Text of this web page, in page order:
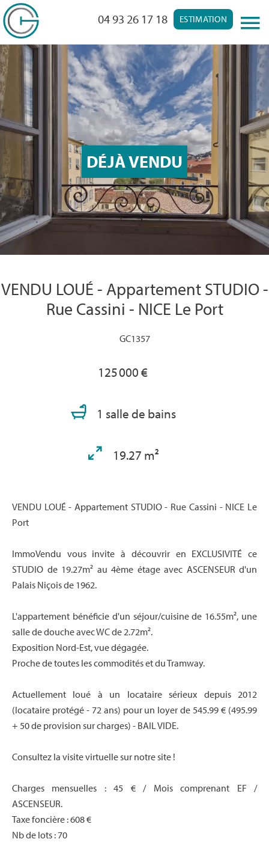
ESTIMATION
04 93 26 17 18
DÉJÀ VENDU
VENDU LOUÉ - Appartement STUDIO -
Rue Cassini - NICE Le Port
GC1357
125 000 €
1 salle de bains
19.27 m²
VENDU LOUÉ - Appartement STUDIO - Rue Cassini - NICE Le
Port
ImmoVendu vous invite à découvrir en EXCLUSIVITÉ ce
STUDIO de 19.27m² au 4ème étage avec ASCENSEUR d'un
Palais Niçois de 1962.
L'appartement bénéficie d'un séjour/cuisine de 16.55m², une
salle de douche avec WC de 2.72m².
Exposition Nord-Est, vue dégagée.
Proche de toutes les commodités et du Tramway.
Actuellement loué à un locataire sérieux depuis 2012
(locataire protégé - 72 ans) pour un loyer de 545.99 € (495.99
+ 50 de provision sur charges) - BAIL VIDE.
Consultez la visite virtuelle sur notre site !
Charges mensuelles : 45 € / Mois comprenant EF /
ASCENSEUR.
Taxe foncière : 608 €
Nb de lots : 70